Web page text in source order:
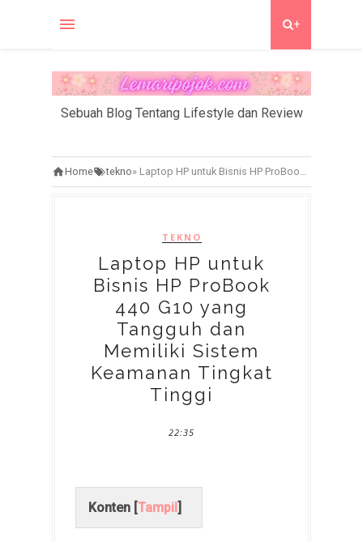
+
Sebuah Blog Tentang Lifestyle dan Review
Home tekno» Laptop HP untuk Bisnis HP ProBook 440 G10 yang Tangguh dan Memiliki Sistem Keamanan Tingkat Tinggi
TEKNO
Laptop HP untuk
Bisnis HP ProBook
440 G10 yang
Tangguh dan
Memiliki Sistem
Keamanan Tingkat
Tinggi
22:35
Konten [Tampil]